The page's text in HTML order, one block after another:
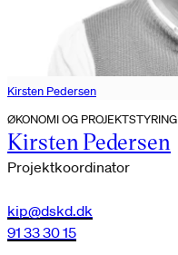
Kirsten Pedersen
ØKONOMI OG PROJEKTSTYRING
Kirsten Pedersen
Projektkoordinator
kip@dskd.dk
91 33 30 15